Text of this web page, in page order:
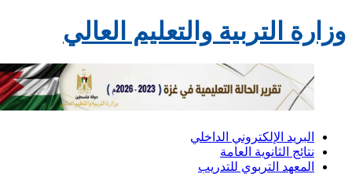
التربية والتعليم العالي
البريد الإلكتروني الداخلي
نتائج الثانوية العامة
المعهد التربوي للتدريب